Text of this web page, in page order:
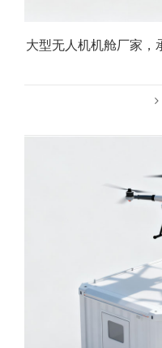
大型无人机机舱厂家，